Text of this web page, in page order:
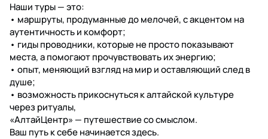
Наши туры — это:
• маршруты, продуманные до мелочей, с акцентом на
аутентичность и комфорт;
• гиды проводники, которые не просто показывают
места, а помогают прочувствовать их энергию;
• опыт, меняющий взгляд на мир и оставляющий след в
душе;
• возможность прикоснуться к алтайской культуре
через ритуалы,
«АлтайЦентр» — путешествие со смыслом.
Ваш путь к себе начинается здесь.